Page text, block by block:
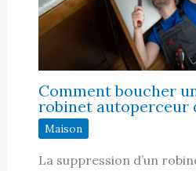
Comment boucher
robinet autoperceur
Maison
La suppression d’un